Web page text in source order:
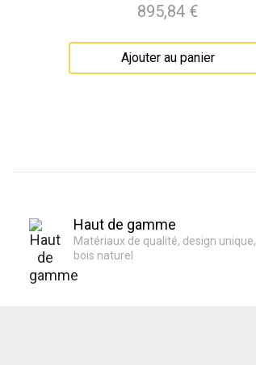
Prix
895,84 €
Ajouter au panier
Haut de gamme
Matériaux de qualité, design unique,
bois naturel